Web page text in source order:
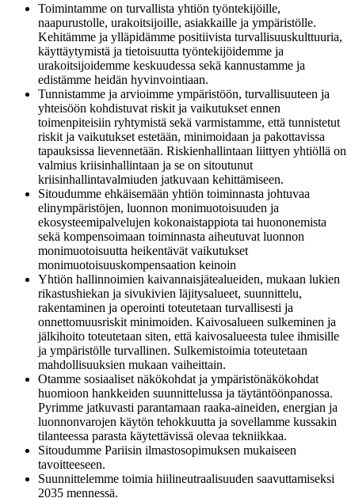
Toimintamme on turvallista yhtiön työntekijöille,
naapurustolle, urakoitsijoille, asiakkaille ja ympäristölle.
Kehitämme ja ylläpidämme positiivista turvallisuuskulttuuria,
käyttäytymistä ja tietoisuutta työntekijöidemme ja
urakoitsijoidemme keskuudessa sekä kannustamme ja
edistämme heidän hyvinvointiaan.
Tunnistamme ja arvioimme ympäristöön, turvallisuuteen ja
yhteisöön kohdistuvat riskit ja vaikutukset ennen
toimenpiteisiin ryhtymistä sekä varmistamme, että tunnistetut
riskit ja vaikutukset estetään, minimoidaan ja pakottavissa
tapauksissa lievennetään. Riskienhallintaan liittyen yhtiöllä on
valmius kriisinhallintaan ja se on sitoutunut
kriisinhallintavalmiuden jatkuvaan kehittämiseen.
Sitoudumme ehkäisemään yhtiön toiminnasta johtuvaa
elinympäristöjen, luonnon monimuotoisuuden ja
ekosysteemipalvelujen kokonaistappiota tai huononemista
sekä kompensoimaan toiminnasta aiheutuvat luonnon
monimuotoisuutta heikentävät vaikutukset
monimuotoisuuskompensaation keinoin
Yhtiön hallinnoimien kaivannaisjätealueiden, mukaan lukien
rikastushiekan ja sivukivien läjitysalueet, suunnittelu,
rakentaminen ja operointi toteutetaan turvallisesti ja
onnettomuusriskit minimoiden. Kaivosalueen sulkeminen ja
jälkihoito toteutetaan siten, että kaivosalueesta tulee ihmisille
ja ympäristölle turvallinen. Sulkemistoimia toteutetaan
mahdollisuuksien mukaan vaiheittain.
Otamme sosiaaliset näkökohdat ja ympäristönäkökohdat
huomioon hankkeiden suunnittelussa ja täytäntöönpanossa.
Pyrimme jatkuvasti parantamaan raaka-aineiden, energian ja
luonnonvarojen käytön tehokkuutta ja sovellamme kussakin
tilanteessa parasta käytettävissä olevaa tekniikkaa.
Sitoudumme Pariisin ilmastosopimuksen mukaiseen
tavoitteeseen.
Suunnittelemme toimia hiilineutraalisuuden saavuttamiseksi
2035 mennessä.